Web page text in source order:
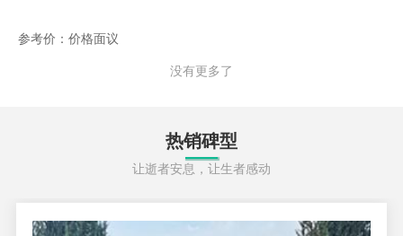
参考价：价格面议
没有更多了
热销碑型
让逝者安息，让生者感动